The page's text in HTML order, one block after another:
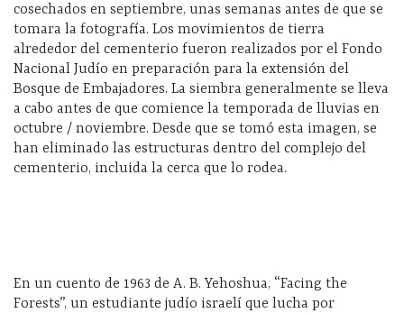
cosechados en septiembre, unas semanas antes de que se
tomara la fotografía. Los movimientos de tierra
alrededor del cementerio fueron realizados por el Fondo
Nacional Judío en preparación para la extensión del
Bosque de Embajadores. La siembra generalmente se lleva
a cabo antes de que comience la temporada de lluvias en
octubre / noviembre. Desde que se tomó esta imagen, se
han eliminado las estructuras dentro del complejo del
cementerio, incluida la cerca que lo rodea.
En un cuento de 1963 de A. B. Yehoshua, “Facing the
Forests”, un estudiante judío israelí que lucha por